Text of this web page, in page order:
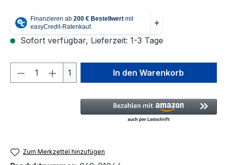
Sofort verfügbar, Lieferzeit: 1-3 Tage
Produkt Anzahl: Gib den
1 In den Warenkorb
Zum Merkzettel hinzufügen